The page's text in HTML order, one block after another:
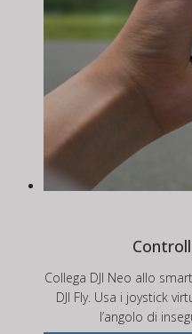
Collega DJI Neo allo
DJI Fly. Usa i joystick
l’angolo di